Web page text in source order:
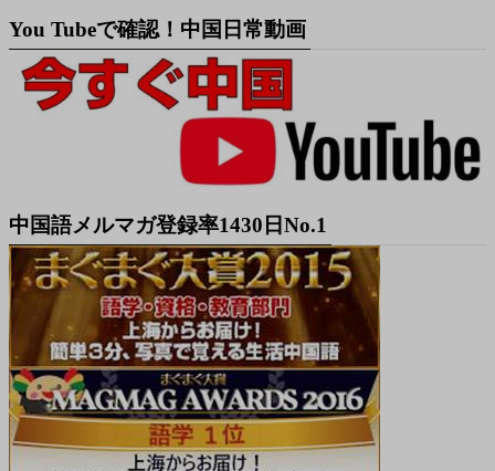
You Tubeで確認！中国日常動画
中国語メルマガ登録率1430日No.1